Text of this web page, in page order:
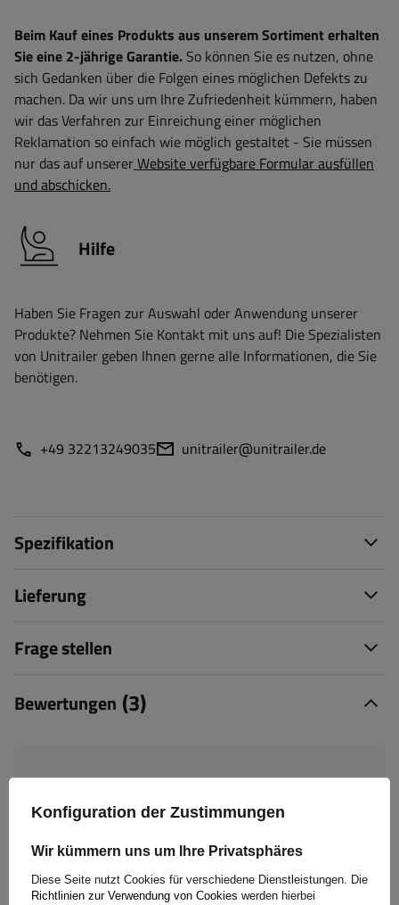
Beim Kauf eines Produkts aus unserem Sortiment erhalten
Sie eine 2-jährige Garantie. So können Sie es nutzen, ohne
sich Gedanken über die Folgen eines möglichen Defekts zu
machen. Da wir uns um Ihre Zufriedenheit kümmern, haben
wir das Verfahren zur Einreichung einer möglichen
Reklamation so einfach wie möglich gestaltet - Sie müssen
nur das auf unsererWebsite verfügbare Formular ausfüllen
und abschicken.
Hilfe
Haben Sie Fragen zur Auswahl oder Anwendung unserer
Produkte? Nehmen Sie Kontakt mit uns auf! Die Spezialisten
von Unitrailer geben Ihnen gerne alle Informationen, die Sie
benötigen.
+49 32213249035 unitrailer@unitrailer.de
Spezifikation
Lieferung
Frage stellen
Bewertungen (3)
Anzahl der abgegebenen Bewertungen: 3
Bewertung abschicken
Konfiguration der Zustimmungen
Wir kümmern uns um Ihre Privatsphäres
Diese Seite nutzt Cookies für verschiedene Dienstleistungen. Die
Richtlinien zur Verwendung von Cookies werden hierbei